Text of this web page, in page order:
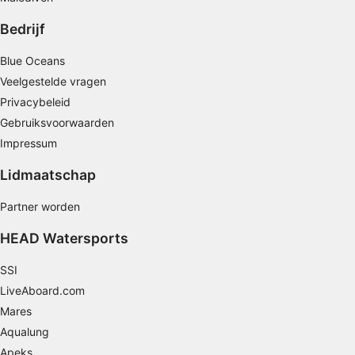
Bedrijf
Blue Oceans
Veelgestelde vragen
Privacybeleid
Gebruiksvoorwaarden
Impressum
Lidmaatschap
Partner worden
HEAD Watersports
SSI
LiveAboard.com
Mares
Aqualung
Profielen aanmaken ter personalisatie van
Profielen gebruiken ter selectie van
gepersonaliseerde content
De prestaties van advertenties meten
Publieksgroepen begrijpen aan de hand van
statistieken of combinaties van gegevens uit
verschillende bronnen
Diensten ontwikkelen en verbeteren
selecteren
Speciale functies van IAB:
Precieze geolocatiegegevens gebruiken